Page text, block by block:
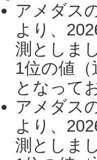
アメダス
より、
測としま
1位の値
となって
アメダス
より、
測としま